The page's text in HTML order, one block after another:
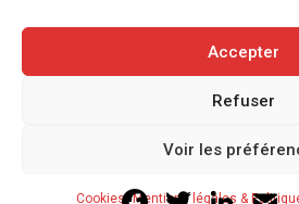
Accepter
Refuser
Voir les
Cookies Mentions légales &
FacebookTwitterLinkedIn